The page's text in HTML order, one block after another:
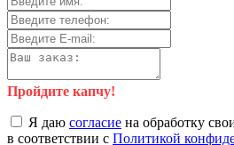
Пройдите капчу!
Я даю согласие на обработку
в соответствии с Политикой